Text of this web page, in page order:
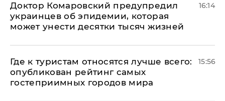
Доктор Комаровский предупредил
украинцев об эпидемии, которая
может унести десятки тысяч жизней
16:14
Где к туристам относятся лучше всего:
опубликован рейтинг самых
гостеприимных городов мира
15:56